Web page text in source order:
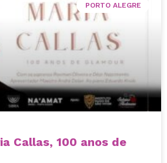
PORTO ALEGRE
Callas, 100 anos de